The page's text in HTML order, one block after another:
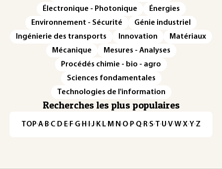
Électronique - Photonique
Énergies
Environnement - Sécurité
Génie industriel
Ingénierie des transports
Innovation
Matériaux
Mécanique
Mesures - Analyses
Procédés chimie - bio - agro
Sciences fondamentales
Technologies de l'information
Recherches les plus populaires
TOP·A·B·C· D· E· F·G· H · ·J· K· L· M · N ·O· P·Q· R·S·T·U·V·W·X·Y·Z